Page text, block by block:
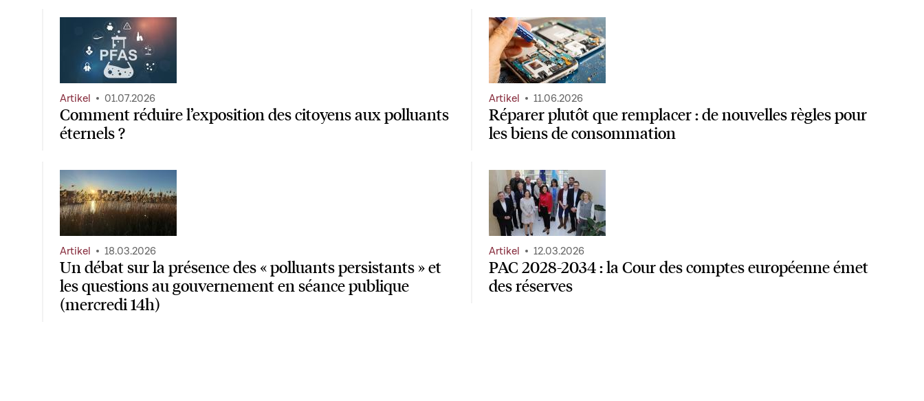
Comment réduire l’exposition des citoyens aux polluants
éternels ?
Artikel 01.07.2026
Réparer plutôt que remplacer : de nouvelles règles pour
les biens de consommation
Artikel 11.06.2026
Un débat sur la présence des « polluants persistants » et
les questions au gouvernement en séance publique
(mercredi 14h)
Artikel 18.03.2026
PAC 2028-2034 : la Cour des comptes européenne émet
des réserves
Artikel 12.03.2026